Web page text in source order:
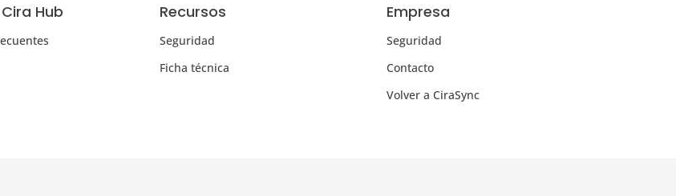
Hub Recursos
Seguridad
Ficha técnica
Empresa
Seguridad
Contacto
Volver a CiraSync